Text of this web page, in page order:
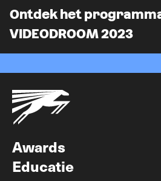
Ontdek het
VIDEODROOM 2023
Awards
Educatie